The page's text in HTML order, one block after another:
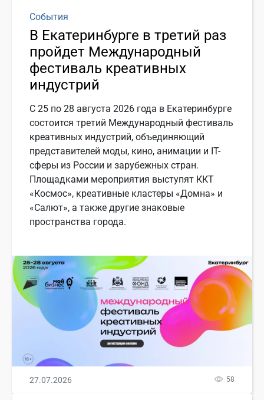
События
В Екатеринбурге в третий раз
пройдет Международный
фестиваль креативных
индустрий
С 25 по 28 августа 2026 года в Екатеринбурге
состоится третий Международный фестиваль
креативных индустрий, объединяющий
представителей моды, кино, анимации и IT-
сферы из России и зарубежных стран.
Площадками мероприятия выступят ККТ
«Космос», креативные кластеры «Домна» и
«Салют», а также другие знаковые
пространства города.
27.07.2026 58